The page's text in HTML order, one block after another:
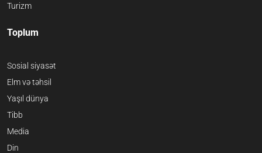
Turizm
Toplum
Sosial siyasət
Elm və təhsil
Yaşıl dünya
Tibb
Media
Din